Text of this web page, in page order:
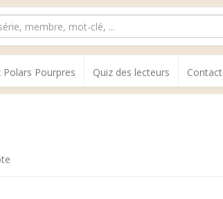
Polars Pourpres Quiz des lecteurs Contact